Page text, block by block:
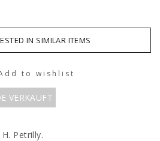
IN SIMILAR ITEMS
VERKAUFT
to wishlist
H. Petrilly.